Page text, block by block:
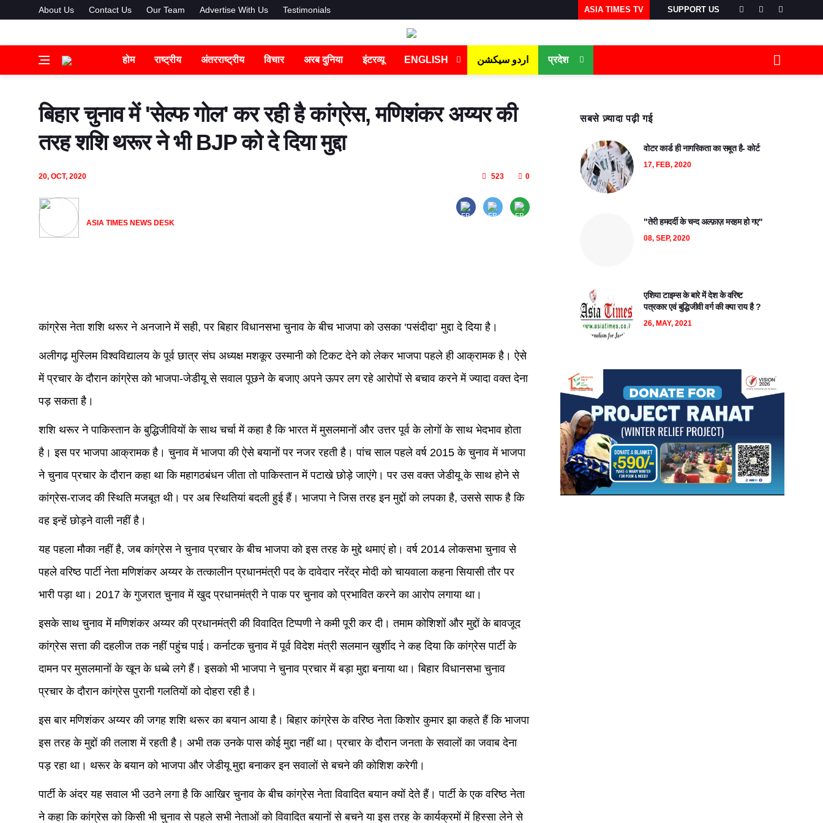
About Us Contact Us Our Team Advertise With Us Testimonials ASIA TIMES TV SUPPORT US
होम राष्ट्रीय अंतरराष्ट्रीय विचार अरब दुनिया इंटरव्यू ENGLISH اردو سیکشن प्रदेश
बिहार चुनाव में 'सेल्फ गोल' कर रही है कांग्रेस, मणिशंकर अय्यर की
तरह शशि थरूर ने भी BJP को दे दिया मुद्दा
20, OCT, 2020 523 0
ASIA TIMES NEWS DESK
कांग्रेस नेता शशि थरूर ने अनजाने में सही, पर बिहार विधानसभा चुनाव के बीच भाजपा को उसका ‘पसंदीदा’ मुद्दा दे दिया है।
अलीगढ़ मुस्लिम विश्वविद्यालय के पूर्व छात्र संघ अध्यक्ष मशकूर उस्मानी को टिकट देने को लेकर भाजपा पहले ही आक्रामक है। ऐसे
में प्रचार के दौरान कांग्रेस को भाजपा-जेडीयू से सवाल पूछने के बजाए अपने ऊपर लग रहे आरोपों से बचाव करने में ज्यादा वक्त देना
पड़ सकता है।
शशि थरूर ने पाकिस्तान के बुद्धिजीवियों के साथ चर्चा में कहा है कि भारत में मुसलमानों और उत्तर पूर्व के लोगों के साथ भेदभाव होता
है। इस पर भाजपा आक्रामक है। चुनाव में भाजपा की ऐसे बयानों पर नजर रहती है। पांच साल पहले वर्ष 2015 के चुनाव में भाजपा
ने चुनाव प्रचार के दौरान कहा था कि महागठबंधन जीता तो पाकिस्तान में पटाखे छोड़े जाएंगे। पर उस वक्त जेडीयू के साथ होने से
कांग्रेस-राजद की स्थिति मजबूत थी। पर अब स्थितियां बदली हुई हैं। भाजपा ने जिस तरह इन मुद्दों को लपका है, उससे साफ है कि
वह इन्हें छोड़ने वाली नहीं है।
यह पहला मौका नहीं है, जब कांग्रेस ने चुनाव प्रचार के बीच भाजपा को इस तरह के मुद्दे थमाएं हो। वर्ष 2014 लोकसभा चुनाव से
पहले वरिष्ठ पार्टी नेता मणिशंकर अय्यर के तत्कालीन प्रधानमंत्री पद के दावेदार नरेंद्र मोदी को चायवाला कहना सियासी तौर पर
भारी पड़ा था। 2017 के गुजरात चुनाव में खुद प्रधानमंत्री ने पाक पर चुनाव को प्रभावित करने का आरोप लगाया था।
इसके साथ चुनाव में मणिशंकर अय्यर की प्रधानमंत्री की विवादित टिप्पणी ने कमी पूरी कर दी। तमाम कोशिशों और मुद्दों के बावजूद
कांग्रेस सत्ता की दहलीज तक नहीं पहुंच पाई। कर्नाटक चुनाव में पूर्व विदेश मंत्री सलमान खुर्शीद ने कह दिया कि कांग्रेस पार्टी के
दामन पर मुसलमानों के खून के धब्बे लगे हैं। इसको भी भाजपा ने चुनाव प्रचार में बड़ा मुद्दा बनाया था। बिहार विधानसभा चुनाव
प्रचार के दौरान कांग्रेस पुरानी गलतियों को दोहरा रही है।
इस बार मणिशंकर अय्यर की जगह शशि थरूर का बयान आया है। बिहार कांग्रेस के वरिष्ठ नेता किशोर कुमार झा कहते हैं कि भाजपा
इस तरह के मुद्दों की तलाश में रहती है। अभी तक उनके पास कोई मुद्दा नहीं था। प्रचार के दौरान जनता के सवालों का जवाब देना
पड़ रहा था। थरूर के बयान को भाजपा और जेडीयू मुद्दा बनाकर इन सवालों से बचने की कोशिश करेगी।
पार्टी के अंदर यह सवाल भी उठने लगा है कि आखिर चुनाव के बीच कांग्रेस नेता विवादित बयान क्यों देते हैं। पार्टी के एक वरिष्ठ नेता
ने कहा कि कांग्रेस को किसी भी चुनाव से पहले सभी नेताओं को विवादित बयानों से बचने या इस तरह के कार्यक्रमों में हिस्सा लेने से
सबसे ज़्यादा पढ़ी गई
वोटर कार्ड ही नागरिकता का सबूत है- कोर्ट
17, FEB, 2020
"तेरी हमदर्दी के चन्द अल्फ़ाज़ मरहम हो गए"
08, SEP, 2020
एशिया टाइम्स के बारे में देश के वरिष्ट
पत्रकार एवं बुद्धिजीवी वर्ग की क्या राय है ?
26, MAY, 2021